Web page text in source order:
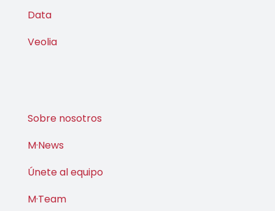
Data
Veolia
Sobre nosotros
M·News
Únete al equipo
M·Team